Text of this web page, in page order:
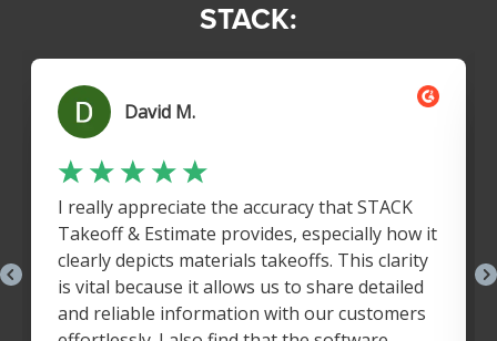
STACK: